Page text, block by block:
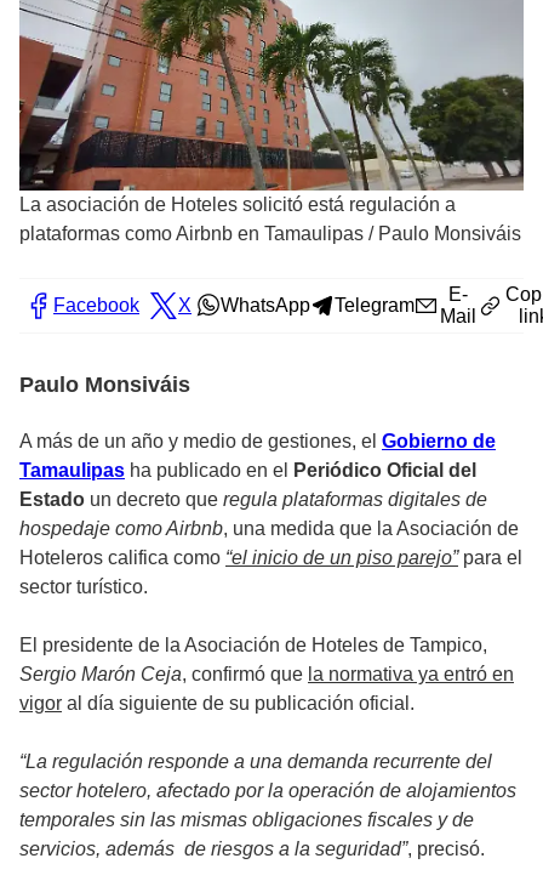
La asociación de Hoteles solicitó está regulación a
plataformas como Airbnb en Tamaulipas / Paulo Monsiváis
Facebook X WhatsApp Telegram
E-
Mail
Paulo Monsiváis
A más de un año y medio de gestiones, el Gobierno de
Tamaulipas ha publicado en el
Periódico Oficial del
Estado un decreto que regula plataformas digitales de
hospedaje como Airbnb, una medida que la Asociación de
Hoteleros califica como “el inicio de un piso parejo”para el
sector turístico.
El presidente de la Asociación de Hoteles de Tampico,
Sergio Marón Ceja, confirmó que la normativa ya entró en
vigor al día siguiente de su publicación oficial.
“La regulación responde a una demanda recurrente del
sector hotelero, afectado por la operación de alojamientos
temporales sin las mismas obligaciones fiscales y de
servicios, además de riesgos a la seguridad”, precisó.